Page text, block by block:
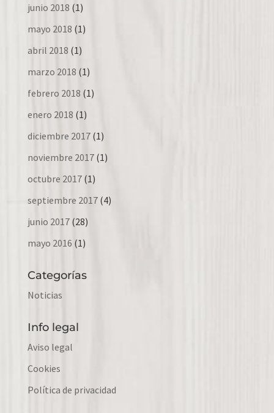
junio 2018 (1)
mayo 2018 (1)
abril 2018 (1)
marzo 2018 (1)
febrero 2018 (1)
enero 2018 (1)
diciembre 2017(1)
noviembre 2017(1)
octubre 2017(1)
septiembre 2017(4)
junio 2017(28)
mayo 2016 (1)
Categorías
Noticias
Info legal
Aviso legal
Cookies
Política de privacidad